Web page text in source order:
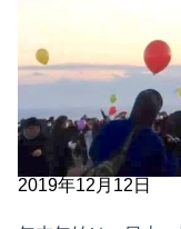
2019年12月12日